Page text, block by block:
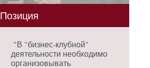
Позиция
"В "бизнес-клубной"
деятельности необходимо
организовывать